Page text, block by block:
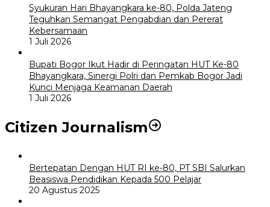
Syukuran Hari Bhayangkara ke-80, Polda Jateng
Teguhkan Semangat Pengabdian dan Pererat
Kebersamaan
1 Juli 2026
Bupati Bogor Ikut Hadir di Peringatan HUT Ke-80
Bhayangkara, Sinergi Polri dan Pemkab Bogor Jadi
Kunci Menjaga Keamanan Daerah
1 Juli 2026
Citizen Journalism
Bertepatan Dengan HUT RI ke-80, PT SBI Salurkan
Beasiswa Pendidikan Kepada 500 Pelajar
20 Agustus 2025